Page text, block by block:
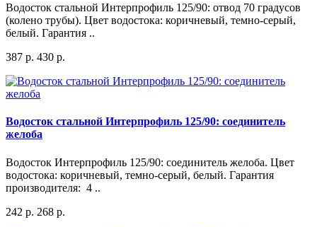
Водосток стальной Интерпрофиль 125/90: отвод 70 градусов
(колено трубы). Цвет водостока: коричневый, темно-серый,
белый. Гарантия ..
387 р. 430 р.
Водосток стальной Интерпрофиль 125/90: соединитель
желоба
Водосток Интерпрофиль 125/90: соединитель желоба. Цвет
водостока: коричневый, темно-серый, белый. Гарантия
производителя: 4 ..
242 р. 268 р.